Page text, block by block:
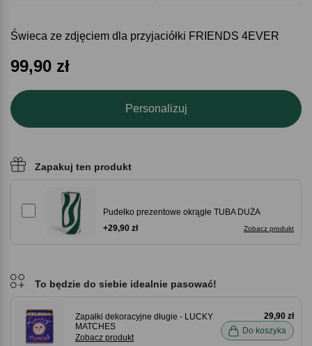
Świeca ze zdjęciem dla przyjaciółki FRIENDS 4EVER
99,90 zł
Personalizuj
Zapakuj ten produkt
Pudełko prezentowe okrągłe TUBA DUŻA
Zobacz produkt
+29,90 zł
To będzie do siebie idealnie pasować!
Zapałki dekoracyjne długie - LUCKY
MATCHES
Zobacz produkt
29,90 zł
Do koszyka